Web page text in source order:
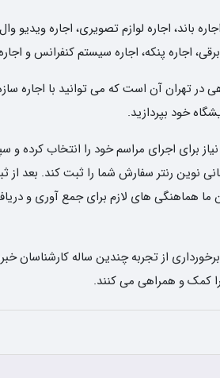
باند، اجاره لوازم تصویری، اجاره ویدیو
اجاره پنکه، اجاره سیستم کنفرانس و
در تهران آن است که می توانید با اجاره
خود بپردازید.
اجرای مراسم خود را انتخاب کرده و
های ۶۶۸۳۶۵۸۰-۰۲۱، ۸۸۹۱۴۲۷۱-۰۲۱ تماس گرفته تا پشتیبانی نوین
هماهنگی های لازم برای جمع آوری و
از تجربه چندین ساله کارشناسان
کمک و همراهی می کنند.